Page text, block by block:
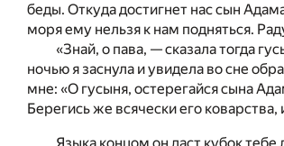
беды. Откуда достигнет нас сын
моря ему нельзя к нам подняться.
«Знай, о пава, — сказала тогда
ночью я заснула и увидела во сне
мне: «О гусыня, остерегайся сына
Берегись же всячески его